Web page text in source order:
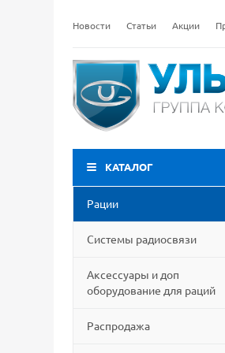
Новости Статьи Акции
КАТАЛОГ
Рации
Системы радиосвязи
Аксессуары и доп
оборудование для раций
Распродажа